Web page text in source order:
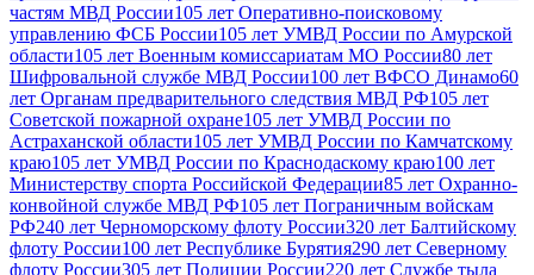
частям МВД России105 лет Оперативно-поисковому
управлению ФСБ России105 лет УМВД России по Амурской
области105 лет Военным комиссариатам МО России80 лет
Шифровальной службе МВД России100 лет ВФСО Динамо60
лет Органам предварительного следствия МВД РФ105 лет
Советской пожарной охране105 лет УМВД России по
Астраханской области105 лет УМВД России по Камчатскому
краю105 лет УМВД России по Краснодаскому краю100 лет
Министерству спорта Российской Федерации85 лет Охранно-
конвойной службе МВД РФ105 лет Пограничным войскам
РФ240 лет Черноморскому флоту России320 лет Балтийскому
флоту России100 лет Республике Бурятия290 лет Северному
флоту России305 лет Полиции России220 лет Службе тыла